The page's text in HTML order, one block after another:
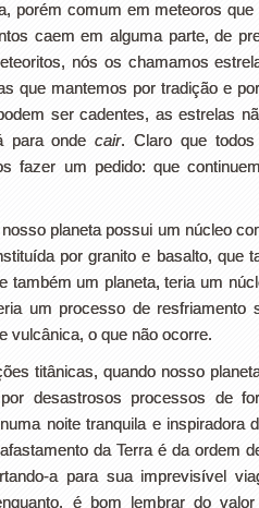
porém comum em meteoros
caem em alguma parte, de
nós os chamamos
que mantemos por tradição e
ser cadentes, as estrelas
para onde cair. Claro que
fazer um pedido: que
planeta possui um núcleo
por granito e basalto, que
também um planeta, teria um
um processo de resfriamento
vulcânica, o que não ocorre.
titânicas, quando nosso
desastrosos processos de
noite tranquila e inspiradora
da Terra é da ordem
a para sua imprevisível
é bom lembrar do